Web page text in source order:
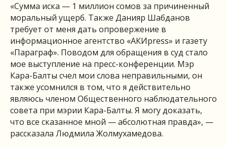
«Сумма иска — 1 миллион сомов за причиненный
моральный ущерб. Также Данияр Шабданов
требует от меня дать опровержение в
информационное агентство «АКИpress» и газету
«Параграф». Поводом для обращения в суд стало
мое выступление на пресс-конференции. Мэр
Кара-Балты счел мои слова неправильными, он
также усомнился в том, что я действительно
являюсь членом Общественного наблюдательного
совета при мэрии Кара-Балты. Я могу доказать,
что все сказанное мной — абсолютная правда», —
рассказала Людмила Жолмухамедова.